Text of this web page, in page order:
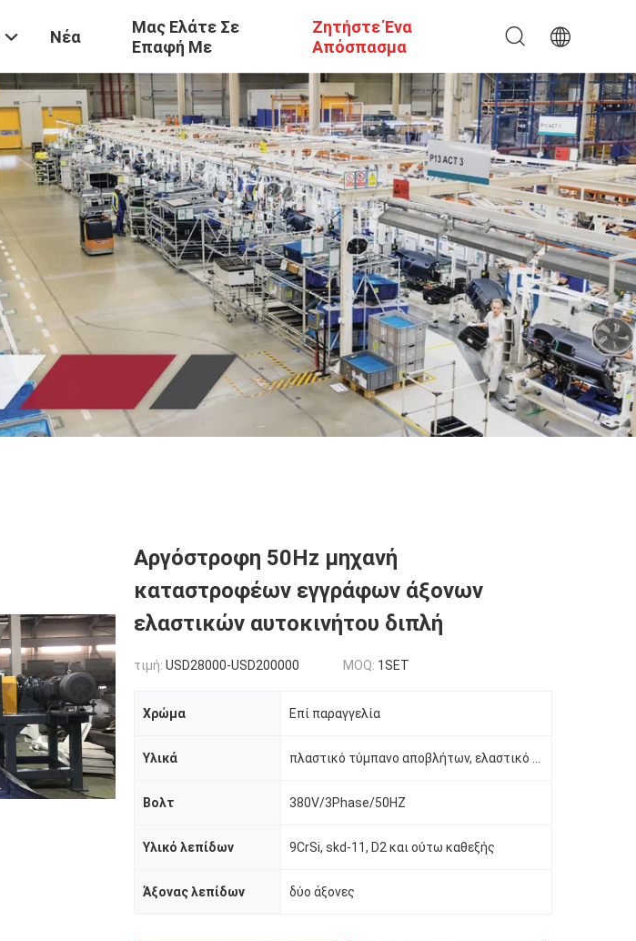
Νέα
Μας Ελάτε Σε
Επαφή Με
Ζητήστε Ένα
Απόσπασμα
Αργόστροφη 50Hz μηχανή
καταστροφέων εγγράφων άξονων
ελαστικών αυτοκινήτου διπλή
τιμή: USD28000-USD200000 MOQ: 1SET
Χρώμα Επί παραγγελία
Υλικά
Βολτ 380V/3Phase/50HZ
Υλικό λεπίδων 9CrSi, skd-11, D2 και ούτω καθεξής
Άξονας λεπίδων δύο άξονες